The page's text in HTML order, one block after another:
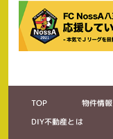
TOP 物件情報
DIY不動産とは